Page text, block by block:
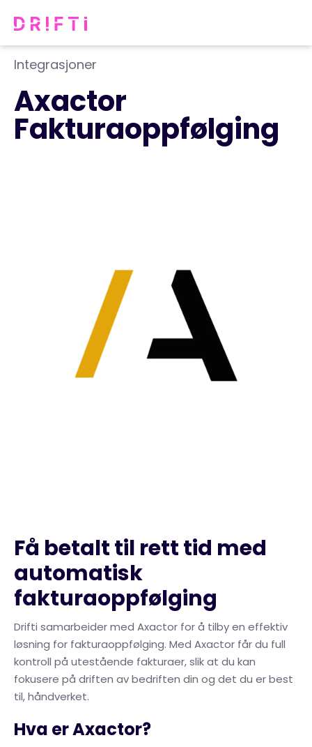
Integrasjoner
Axactor
Fakturaoppfølging
Få betalt til rett tid med
automatisk
fakturaoppfølging
Drifti samarbeider med Axactor for å tilby en effektiv
løsning for fakturaoppfølging. Med Axactor får du full
kontroll på utestående fakturaer, slik at du kan
fokusere på driften av bedriften din og det du er best
til, håndverket.
Hva er Axactor?